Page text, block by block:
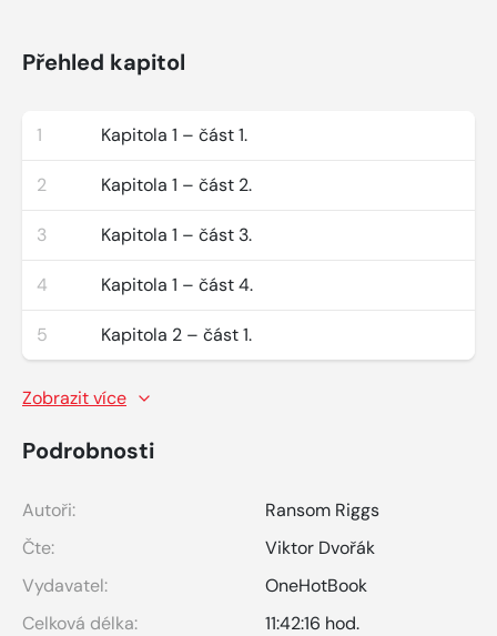
Přehled kapitol
1 Kapitola 1 – část 1.
2 Kapitola 1 – část 2.
3 Kapitola 1 – část 3.
4 Kapitola 1 – část 4.
5 Kapitola 2 – část 1.
Zobrazit více
Podrobnosti
Autoři:
Ransom Riggs
Čte:
Viktor Dvořák
Vydavatel:
OneHotBook
Celková délka:
11:42:16 hod.